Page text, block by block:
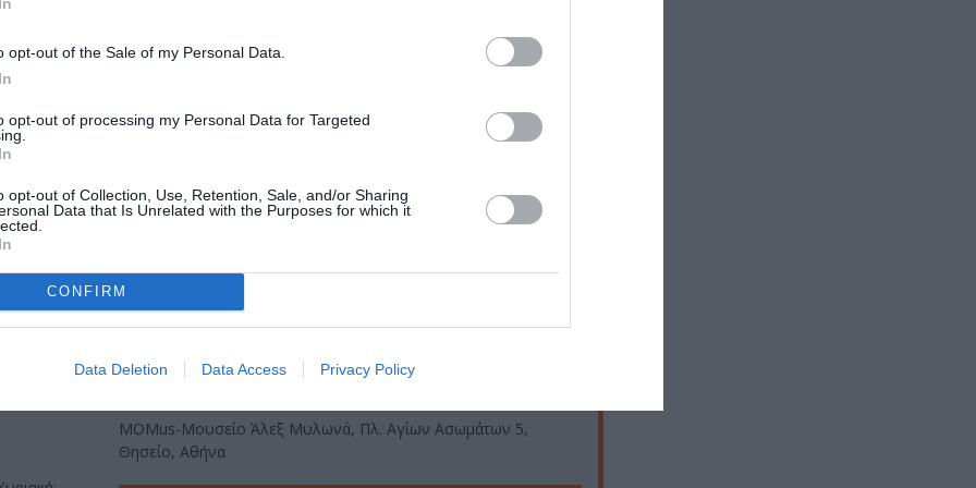
opt-out of the Sale of my Personal Data.
opt-out of processing my Personal Data for Targeted
opt-out of Collection, Use, Retention, Sale, and/or Sharing
Data that Is Unrelated with the Purposes for which it
CONFIRM
Data Deletion Data Access Privacy Policy
Τεχνών Α. Τάσσος, Συλλογή Έργων Τέχνης Alpha Bank,
οικογένεια Μαριάννας Κατράκη, οικογένεια Κανιάρη.
υλικό και κείμενα ιστορικών, ιστορικών της Τέχνης και
Βαγγέλης Καραμανωλάκης, Έλενα Κεχαγιά, Κώστας Κωστής,
Ειρήνη Οράτη, Γιάννης Παππάς, Ευάνθης Χατζηβασιλείου,
Μουστακλής, 1974, μελανωμένη πλάκα ξυλογραφίας, 128 x 52 x 2 εκ.,
MOMus-Μουσείο Άλεξ Μυλωνά, Πλ. Αγίων Ασωμάτων 5,
Θησείο, Αθήνα